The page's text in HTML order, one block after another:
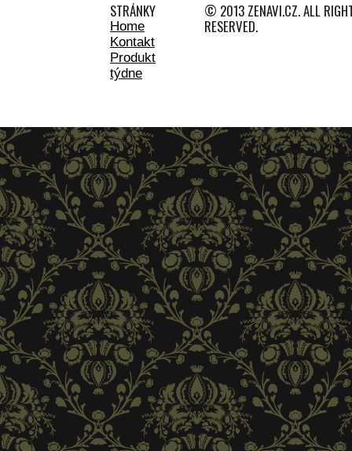
STRÁNKY
Home
Kontakt
Produkt
týdne
© 2013 ZENAVI.CZ. ALL
RESERVED.